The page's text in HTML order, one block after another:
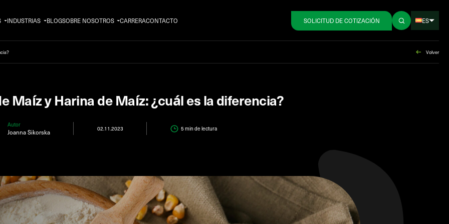
INDUSTRIAS BLOGSOBRE NOSOTROS CARRERACONTACTO SOLICITUD DE COTIZACIÓN ES
Volver
Maíz y Harina de Maíz: ¿cuál es la diferencia?
Autor
Joanna Sikorska 02.11.2023 5 minde lectura